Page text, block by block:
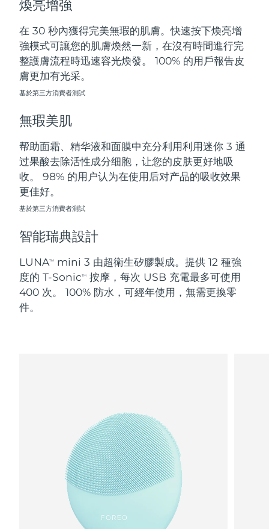
煥亮增強
在 30 秒內獲得完美無瑕的肌膚。快速按下煥亮增
強模式可讓您的肌膚煥然一新，在沒有時間進行完
整護膚流程時迅速容光煥發。 100% 的用戶報告皮
膚更加有光采。
基於第三方消費者測試
無瑕美肌
帮助面霜、精华液和面膜中充分利用利用迷你 3 通
过果酸去除活性成分细胞，让您的皮肤更好地吸
收。 98% 的用户认为在使用后对产品的吸收效果
更佳好。
基於第三方消費者測試
智能瑞典設計
LUNATM
mini 3 由超衛生矽膠製成。提供 12 種強
度的 T-SonicTM
按摩，每次 USB 充電最多可使用
400 次。 100% 防水，可經年使用，無需更換零
件。
斯洛伐克
斯洛維尼亞 預計送達日期8/8/26
南非 預計送達日期 8/16/26
南韓
西班牙
瑞典 預計送達日期 8/8/26
瑞士 預計送達日期8/8/26
台灣
泰國
土耳其 預計送達日期8/9/26
阿拉伯聯合大公國 預計送達日期8/9/26